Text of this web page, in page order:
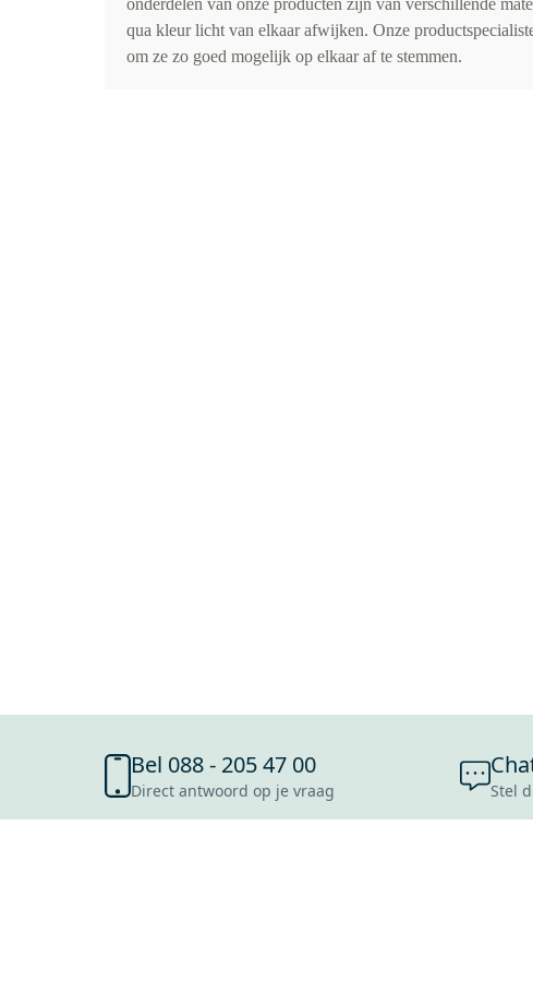
onderdelen van onze producten zijn van verschillende
qua kleur licht van elkaar afwijken. Onze
om ze zo goed mogelijk op elkaar af te stemmen.
Bel 088 - 205 47 00
Direct antwoord op je vraag Stel